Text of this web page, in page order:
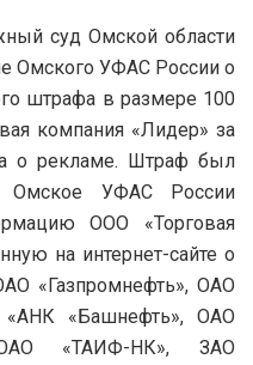
суд Омской области
Омского УФАС России о
штрафа в размере 100
компания «Лидер» за
о рекламе. Штраф был
Омское УФАС России
ООО «Торговая
на интернет-сайте о
«Газпромнефть», ОАО
«АНК «Башнефть», ОАО
ОАО «ТАИФ-НК», ЗАО